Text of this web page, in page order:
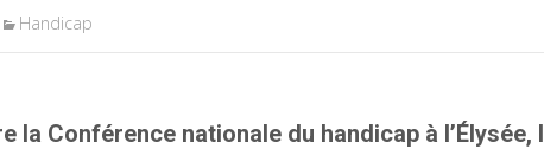
Handicap
la Conférence nationale du handicap à